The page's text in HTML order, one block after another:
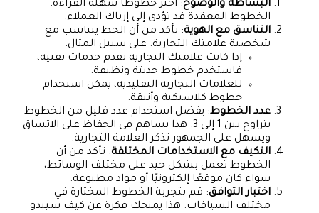
البساطة والوضوح: اختر خطوطًا سهلة القراءة.
الخطوط المعقدة قد تؤدي إلى إرباك العملاء.
التناسق مع الهوية: تأكد من أن الخط يتناسب مع
شخصية علامتك التجارية. على سبيل المثال:
إذا كانت علامتك التجارية تقدم خدمات تقنية،
فاستخدم خطوط حديثة ونظيفة.
للعلامات التجارية التقليدية، يمكن استخدام
خطوط كلاسيكية وأنيقة.
عدد الخطوط: يفضل استخدام عدد قليل من الخطوط
يتراوح بين 1 إلى 3. هذا يساهم في الحفاظ على الاتساق
ويسهل على الجمهور تذكر العلامة التجارية.
التكيف مع الاستخدامات المختلفة: تأكد من أن
الخطوط تعمل بشكل جيد على مختلف الوسائط،
سواء كان موقعًا إلكترونيًا أو مواد مطبوعة.
اختبار التوافق: قم بتجربة الخطوط المختارة في
مختلف السياقات. هذا يمنحك فكرة عن كيف سيبدو